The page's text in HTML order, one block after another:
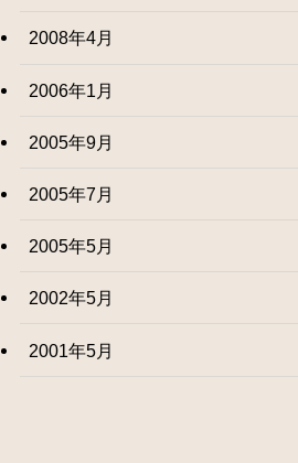
2008年4月
2006年1月
2005年9月
2005年7月
2005年5月
2002年5月
2001年5月